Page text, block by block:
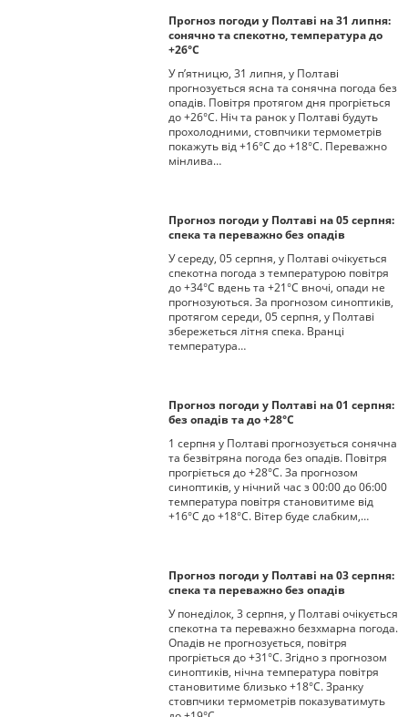
Прогноз погоди у Полтаві на 31 липня:
сонячно та спекотно, температура до
+26°С
У п’ятницю, 31 липня, у Полтаві
прогнозується ясна та сонячна погода без
опадів. Повітря протягом дня прогріється
до +26°С. Ніч та ранок у Полтаві будуть
прохолодними, стовпчики термометрів
покажуть від +16°С до +18°С. Переважно
мінлива…
Прогноз погоди у Полтаві на 05 серпня:
спека та переважно без опадів
У середу, 05 серпня, у Полтаві очікується
спекотна погода з температурою повітря
до +34°С вдень та +21°С вночі, опади не
прогнозуються. За прогнозом синоптиків,
протягом середи, 05 серпня, у Полтаві
збережеться літня спека. Вранці
температура…
Прогноз погоди у Полтаві на 01 серпня:
без опадів та до +28°С
1 серпня у Полтаві прогнозується сонячна
та безвітряна погода без опадів. Повітря
прогріється до +28°С. За прогнозом
синоптиків, у нічний час з 00:00 до 06:00
температура повітря становитиме від
+16°С до +18°С. Вітер буде слабким,…
Прогноз погоди у Полтаві на 03 серпня:
спека та переважно без опадів
У понеділок, 3 серпня, у Полтаві очікується
спекотна та переважно безхмарна погода.
Опадів не прогнозується, повітря
прогріється до +31°С. Згідно з прогнозом
синоптиків, нічна температура повітря
становитиме близько +18°С. Зранку
стовпчики термометрів показуватимуть